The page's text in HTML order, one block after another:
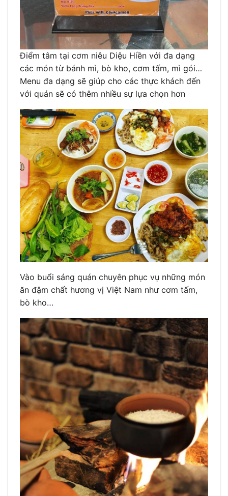
Điểm tâm tại cơm niêu Diệu Hiền với đa dạng
các món từ bánh mì, bò kho, cơm tấm, mì gói…
Menu đa dạng sẽ giúp cho các thực khách đến
với quán sẽ có thêm nhiều sự lựa chọn hơn
Vào buổi sáng quán chuyên phục vụ những món
ăn đậm chất hương vị Việt Nam như cơm tấm,
bò kho…